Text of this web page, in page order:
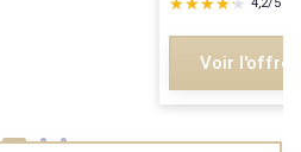
4,2/5
Voir l'offre